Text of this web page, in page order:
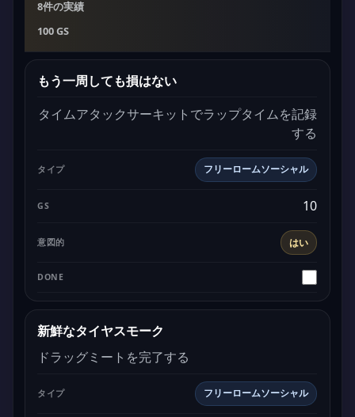
8件の実績
100 GS
もう一周しても損はない
タイムアタックサーキットでラップタイムを記録
する
フリーロームソーシャル
はい
10
新鮮なタイヤスモーク
ドラッグミートを完了する
フリーロームソーシャル